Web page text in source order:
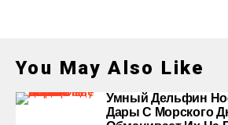
You May Also Like
Умный Дельфин
Дары С Морского